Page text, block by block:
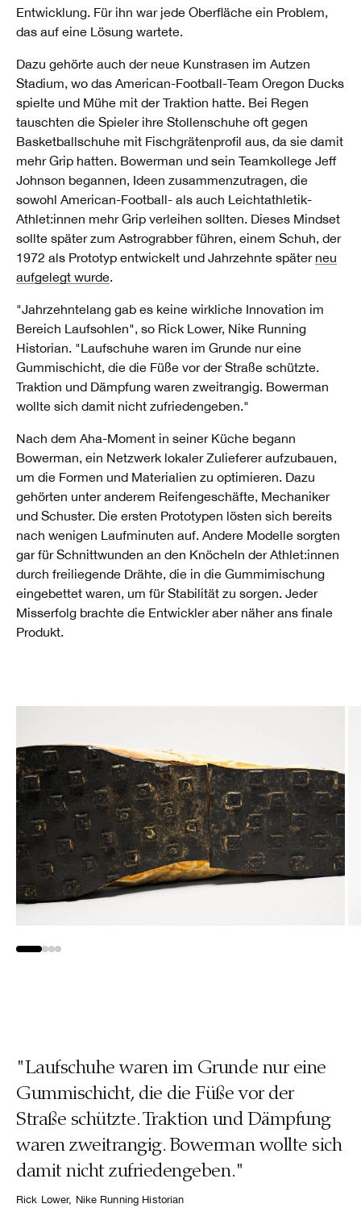
Entwicklung. Für ihn war jede Oberfläche ein Problem,
das auf eine Lösung wartete.
Dazu gehörte auch der neue Kunstrasen im Autzen
Stadium, wo das American-Football-Team Oregon Ducks
spielte und Mühe mit der Traktion hatte. Bei Regen
tauschten die Spieler ihre Stollenschuhe oft gegen
Basketballschuhe mit Fischgrätenprofil aus, da sie damit
mehr Grip hatten. Bowerman und sein Teamkollege Jeff
Johnson begannen, Ideen zusammenzutragen, die
sowohl American-Football- als auch Leichtathletik-
Athlet:innen mehr Grip verleihen sollten. Dieses Mindset
sollte später zum Astrograbber führen, einem Schuh, der
1972 als Prototyp entwickelt und Jahrzehnte später neu
aufgelegt wurde.
"Jahrzehntelang gab es keine wirkliche Innovation im
Bereich Laufsohlen", so Rick Lower, Nike Running
Historian. "Laufschuhe waren im Grunde nur eine
Gummischicht, die die Füße vor der Straße schützte.
Traktion und Dämpfung waren zweitrangig. Bowerman
wollte sich damit nicht zufriedengeben."
Nach dem Aha-Moment in seiner Küche begann
Bowerman, ein Netzwerk lokaler Zulieferer aufzubauen,
um die Formen und Materialien zu optimieren. Dazu
gehörten unter anderem Reifengeschäfte, Mechaniker
und Schuster. Die ersten Prototypen lösten sich bereits
nach wenigen Laufminuten auf. Andere Modelle sorgten
gar für Schnittwunden an den Knöcheln der Athlet:innen
durch freiliegende Drähte, die in die Gummimischung
eingebettet waren, um für Stabilität zu sorgen. Jeder
Misserfolg brachte die Entwickler aber näher ans finale
Produkt.
"Laufschuhe waren im Grunde nur eine
Gummischicht, die die Füße vor der
Straße schützte. Traktion und Dämpfung
waren zweitrangig. Bowerman wollte sich
damit nicht zufriedengeben."
Rick Lower, Nike Running Historian